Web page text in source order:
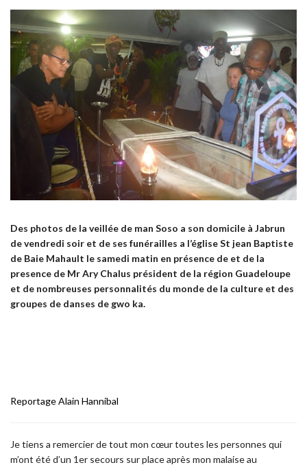
Des photos de la veillée de man Soso a son domicile à Jabrun
de vendredi soir et de ses funérailles a l’église St jean Baptiste
de Baie Mahault le samedi matin en présence de et de la
presence de Mr Ary Chalus président de la région Guadeloupe
et de nombreuses personnalités du monde de la culture et des
groupes de danses de gwo ka.
Reportage Alain Hannibal
Je tiens a remercier de tout mon cœur toutes les personnes qui
m’ont été d’un 1er secours sur place après mon malaise au